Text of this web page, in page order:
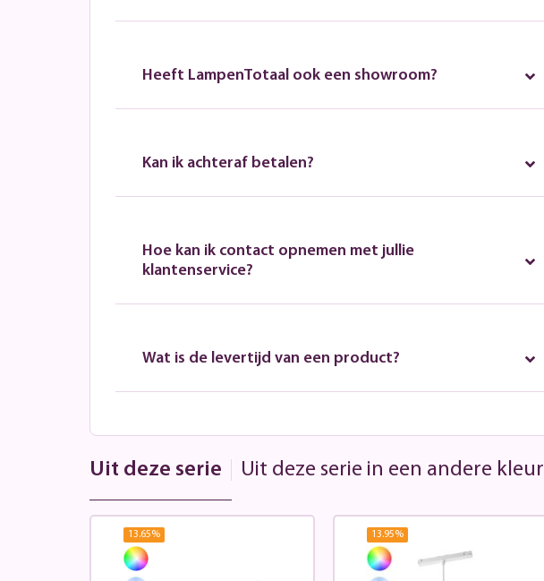
Heeft LampenTotaal ook een showroom?
Kan ik achteraf betalen?
Hoe kan ik contact opnemen met jullie
klantenservice?
Wat is de levertijd van een product?
Uit deze serie Uit deze serie in een andere kleur
13.65% 13.95%